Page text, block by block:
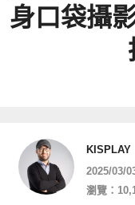
身口袋攝
KISPLAY
2025/03/
瀏覽：